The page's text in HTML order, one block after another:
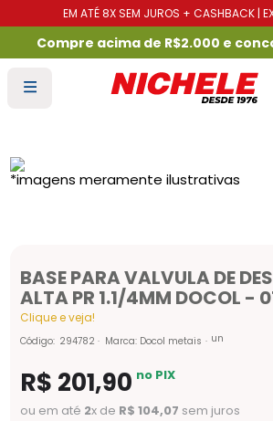
EM ATÉ 8X SEM JUROS + CASHBACK |
Compre acima de R$2.000 e
BASE PARA VALVULA DE
ALTA PR 1.1/4MM DOCOL -
Clique e veja!
Código: 294782 Marca: Docol metais un
R$ 201,90 no PIX
ou em até 2x de R$ 104,07 sem juros